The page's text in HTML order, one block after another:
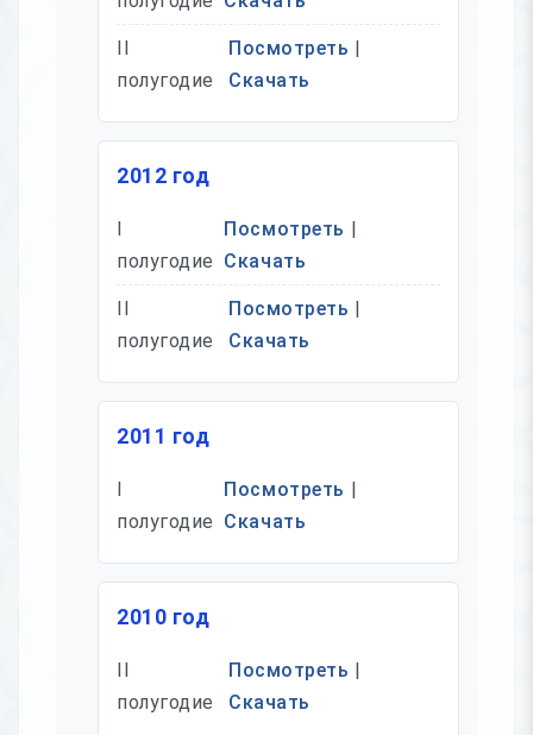
II
полугодие
Посмотреть |
Скачать
2012 год
I
полугодие
Посмотреть |
Скачать
II
полугодие
Посмотреть |
Скачать
2011 год
I
полугодие
Посмотреть |
Скачать
2010 год
II
полугодие
Посмотреть |
Скачать